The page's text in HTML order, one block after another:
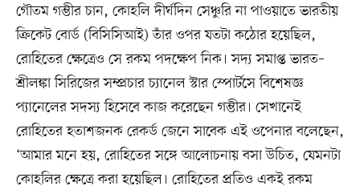
গৌতম গম্ভীর চান, কোহলি দীর্ঘদিন সেঞ্চুরি না পাওয়াতে ভারতীয়
ক্রিকেট বোর্ড (বিসিসিআই) তাঁর ওপর যতটা কঠোর হয়েছিল,
রোহিতের ক্ষেত্রেও সে রকম পদক্ষেপ নিক। সদ্য সমাপ্ত ভারত–
শ্রীলঙ্কা সিরিজের সম্প্রচার চ্যানেল স্টার স্পোর্টসে বিশেষজ্ঞ
প্যানেলের সদস্য হিসেবে কাজ করেছেন গম্ভীর। সেখানেই
রোহিতের হতাশজনক রেকর্ড জেনে সাবেক এই ওপেনার বলেছেন,
‘আমার মনে হয়, রোহিতের সঙ্গে আলোচনায় বসা উচিত, যেমনটা
কোহলির ক্ষেত্রে করা হয়েছিল। রোহিতের প্রতিও একই রকম